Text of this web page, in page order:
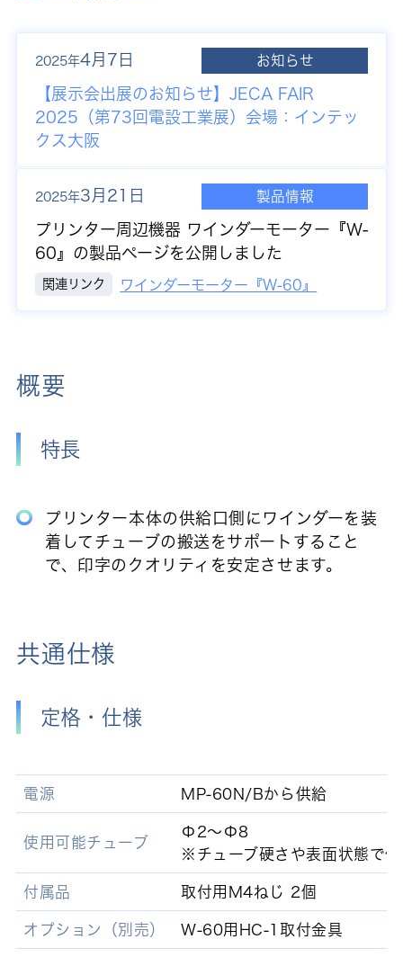
2025年4月7日 お知らせ
【展示会出展のお知らせ】JECA FAIR
2025（第73回電設工業展）会場：インテッ
クス大阪
2025年3月21日 製品情報
プリンター周辺機器 ワインダーモーター『W-
60』の製品ページを公開しました
関連リンク ワインダーモーター『W-60』
概要
特長
プリンター本体の供給口側にワインダーを装
着してチューブの搬送をサポートすること
で、印字のクオリティを安定させます。
共通仕様
定格・仕様
電源 MP-60N/Bから供給
使用可能チューブ
Φ2～Φ8
※チューブ硬さや表面状態で
付属品 取付用M4ねじ 2個
オプション（別売） W-60用HC-1取付金具